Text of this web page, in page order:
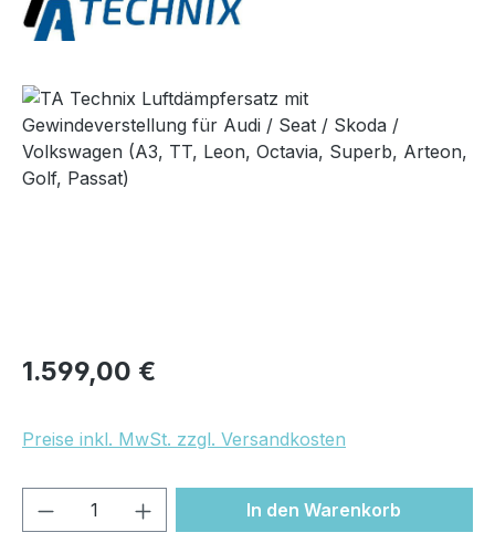
Bildergalerie überspringen
Regulärer Preis:
1.599,00 €
Preise inkl. MwSt. zzgl. Versandkosten
Produkt Anzahl: Gib denIn den Warenkorb